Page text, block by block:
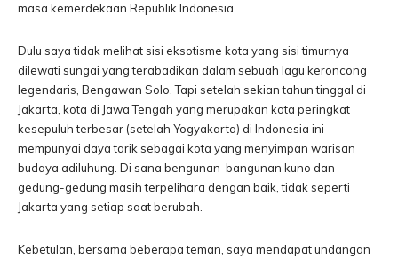
masa kemerdekaan Republik Indonesia.
Dulu saya tidak melihat sisi eksotisme kota yang sisi timurnya
dilewati sungai yang terabadikan dalam sebuah lagu keroncong
legendaris, Bengawan Solo. Tapi setelah sekian tahun tinggal di
Jakarta, kota di Jawa Tengah yang merupakan kota peringkat
kesepuluh terbesar (setelah Yogyakarta) di Indonesia ini
mempunyai daya tarik sebagai kota yang menyimpan warisan
budaya adiluhung. Di sana bengunan-bangunan kuno dan
gedung-gedung masih terpelihara dengan baik, tidak seperti
Jakarta yang setiap saat berubah.
Kebetulan, bersama beberapa teman, saya mendapat undangan